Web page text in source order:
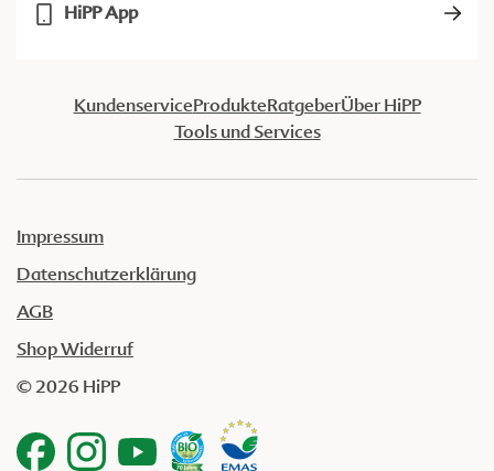
HiPP App
KundenserviceProdukteRatgeberÜber HiPP
Tools und Services
Impressum
Datenschutzerklärung
AGB
Shop Widerruf
© 2026 HiPP